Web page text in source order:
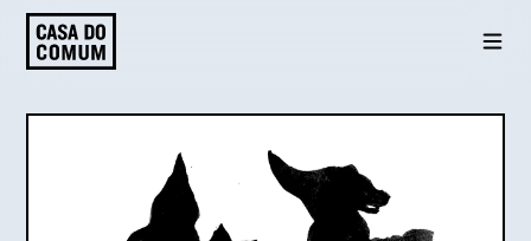
Saltar
para